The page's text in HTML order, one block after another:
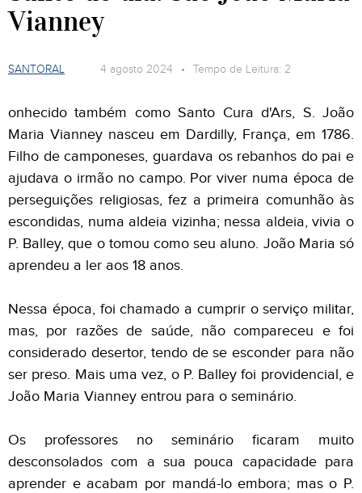
Vianney
SANTORAL 4 agosto 2024 • Tempo de Leitura: 2
onhecido também como Santo Cura d'Ars, S. João
Maria Vianney nasceu em Dardilly, França, em 1786.
Filho de camponeses, guardava os rebanhos do pai e
ajudava o irmão no campo. Por viver numa época de
perseguições religiosas, fez a primeira comunhão às
escondidas, numa aldeia vizinha; nessa aldeia, vivia o
P. Balley, que o tomou como seu aluno. João Maria só
aprendeu a ler aos 18 anos.
Nessa época, foi chamado a cumprir o serviço militar,
mas, por razões de saúde, não compareceu e foi
considerado desertor, tendo de se esconder para não
ser preso. Mais uma vez, o P. Balley foi providencial, e
João Maria Vianney entrou para o seminário.
Os professores no seminário ficaram muito
desconsolados com a sua pouca capacidade para
aprender e acabam por mandá-lo embora; mas o P.